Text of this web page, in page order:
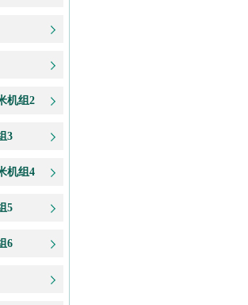
机组2
3
机组4
5
6